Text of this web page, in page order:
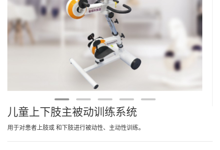
儿童上下肢主被动训练系统
用于对患者上肢或 和下肢进行被动性、主动性训练。